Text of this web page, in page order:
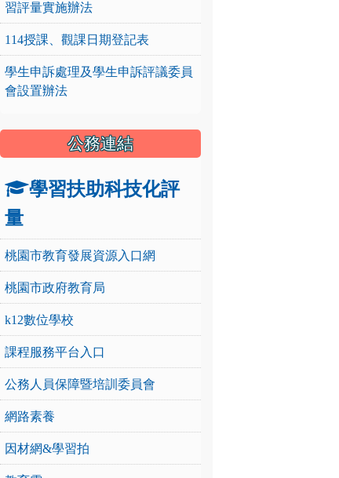
習評量實施辦法
114授課、觀課日期登記表
學生申訴處理及學生申訴評議委員
會設置辦法
公務連結
學習扶助科技化評
量
桃園市教育發展資源入口網
桃園市政府教育局
k12數位學校
課程服務平台入口
公務人員保障暨培訓委員會
網路素養
因材網&學習拍